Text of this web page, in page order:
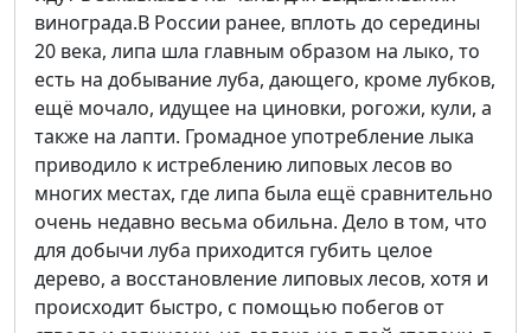
винограда.В России ранее, вплоть до середины
20 века, липа шла главным образом на лыко, то
есть на добывание луба, дающего, кроме лубков,
ещё мочало, идущее на циновки, рогожи, кули, а
также на лапти. Громадное употребление лыка
приводило к истреблению липовых лесов во
многих местах, где липа была ещё сравнительно
очень недавно весьма обильна. Дело в том, что
для добычи луба приходится губить целое
дерево, а восстановление липовых лесов, хотя и
происходит быстро, с помощью побегов от